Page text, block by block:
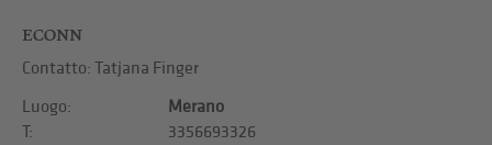
ECONN
Contatto: Tatjana Finger
Luogo:
Merano
T:
3356693326